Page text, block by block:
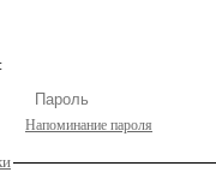
Напоминание пароля